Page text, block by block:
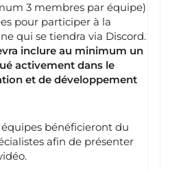
3 membres par équipe)
pour participer à la
qui se tiendra via Discord.
inclure au minimum un
activement dans le
et de développement
bénéficieront du
afin de présenter